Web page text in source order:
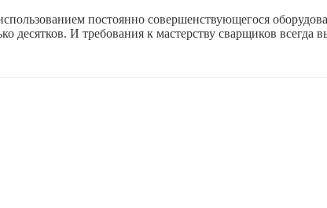
постоянно совершенствующегося
десятков. И требования к мастерству сварщиков всегда